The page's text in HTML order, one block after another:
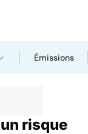
Émissions
risque